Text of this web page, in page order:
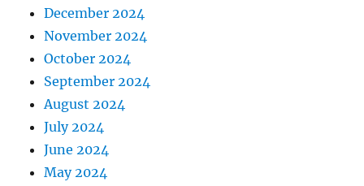
December 2024
November 2024
October 2024
September 2024
August 2024
July 2024
June 2024
May 2024